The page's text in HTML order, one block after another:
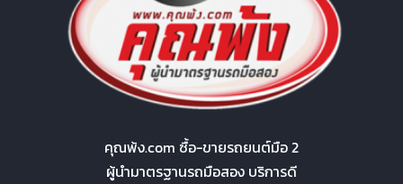
คุณพ้ง.com ซื้อ-ขายรถยนต์มือ 2
ผู้นำมาตรฐานรถมือสอง บริการดี